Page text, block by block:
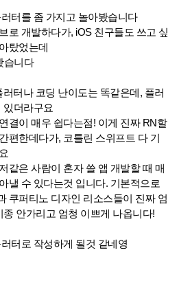
터를 좀 가지고 놀아봤습니다
로 개발하다가, iOS 친구들도 쓰고 싶
탔었는데
습니다
터나 코딩 난이도는 똑같은데, 플러
있더라구요
결이 매우 쉽다는점! 이게 진짜 RN할
편한데다가, 코틀린 스위프트 다 기
같은 사람이 혼자 쓸 앱 개발할 때 매
낼 수 있다는것 입니다. 기본적으로
쿠퍼티노 디자인 리소스들이 진짜 엄
안가리고 엄청 이쁘게 나옵니다!
터로 작성하게 될것 같네영